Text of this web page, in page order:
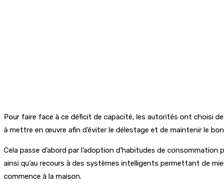
Pour faire face à ce déficit de capacité, les autorités ont choisi
à mettre en œuvre afin d’éviter le délestage et de maintenir le
Cela passe d’abord par l’adoption d’habitudes de
ainsi qu’au recours à des systèmes intelligents permettant de
commence à la maison.